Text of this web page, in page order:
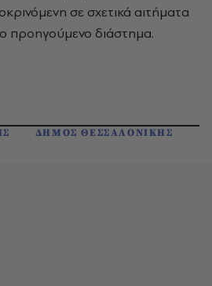
σε σχετικά αιτήματα
προηγούμενο διάστημα.
ΔΗΜΟΣ ΘΕΣΣΑΛΟΝΙΚΗΣ